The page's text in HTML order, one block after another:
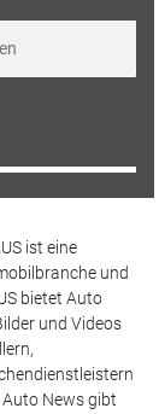
ist eine
und
bietet Auto
und Videos
News gibt